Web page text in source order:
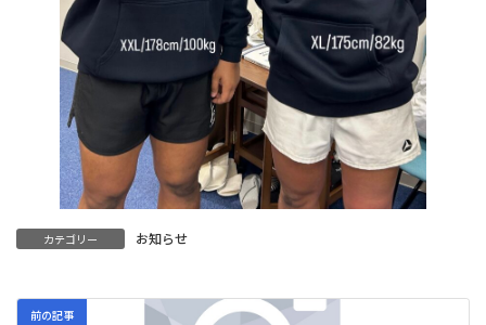
カテゴリー お知らせ
前の記事